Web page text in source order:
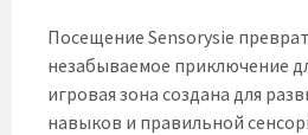
Посещение Sensorysie
незабываемое приключение
игровая зона создана для
навыков и правильной